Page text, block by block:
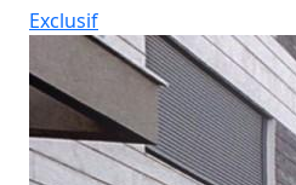
Exclusif